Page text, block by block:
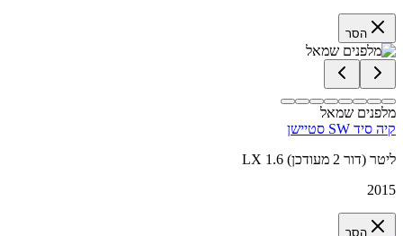
הסר
מלפנים שמאל
קיה סיד SW סטיישן
LX 1.6 ליטר (דור 2 מעודכן)
2015
הסר